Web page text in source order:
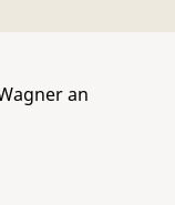
an